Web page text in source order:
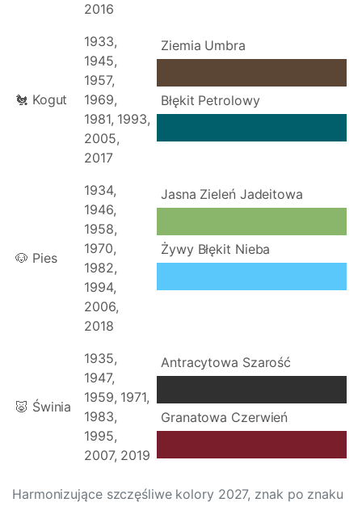
Harmonizujące szczęśliwe kolory 2027, znak po znaku
2016
🐔 Kogut
1933,
1945,
1957,
1969,
1981, 1993,
2005,
2017
Ziemia Umbra
Błękit Petrolowy
🐶 Pies
1934,
1946,
1958,
1970,
1982,
1994,
2006,
2018
Jasna Zieleń Jadeitowa
Żywy Błękit Nieba
🐷 Świnia
1935,
1947,
1959, 1971,
1983,
1995,
2007, 2019
Antracytowa Szarość
Granatowa Czerwień